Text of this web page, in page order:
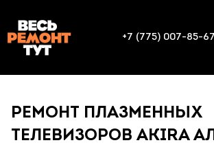
+7 (775) 007-85-67
РЕМОНТ ПЛАЗМЕННЫХ
ТЕЛЕВИЗОРОВ AKIRA